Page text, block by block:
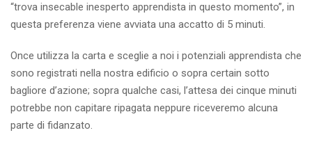
“trova insecable inesperto apprendista in questo momento”, in
questa preferenza viene avviata una accatto di 5 minuti.
Once utilizza la carta e sceglie a noi i potenziali apprendista che
sono registrati nella nostra edificio o sopra certain sotto
bagliore d’azione; sopra qualche casi, l’attesa dei cinque minuti
potrebbe non capitare ripagata neppure riceveremo alcuna
parte di fidanzato.